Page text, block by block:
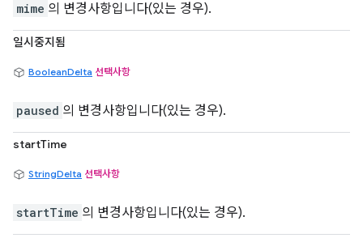
mime 의 변경사항입니다(있는 경우).
일시중지됨
BooleanDelta 선택사항
paused 의 변경사항입니다(있는 경우).
startTime
StringDelta 선택사항
startTime 의 변경사항입니다(있는 경우).